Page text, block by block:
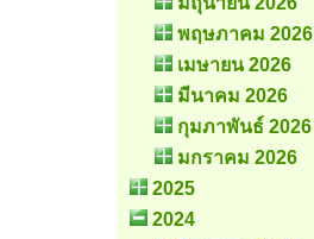
พฤษภาคม 2026
เมษายน 2026
มีนาคม 2026
กุมภาพันธ์ 2026
มกราคม 2026
2025
2024